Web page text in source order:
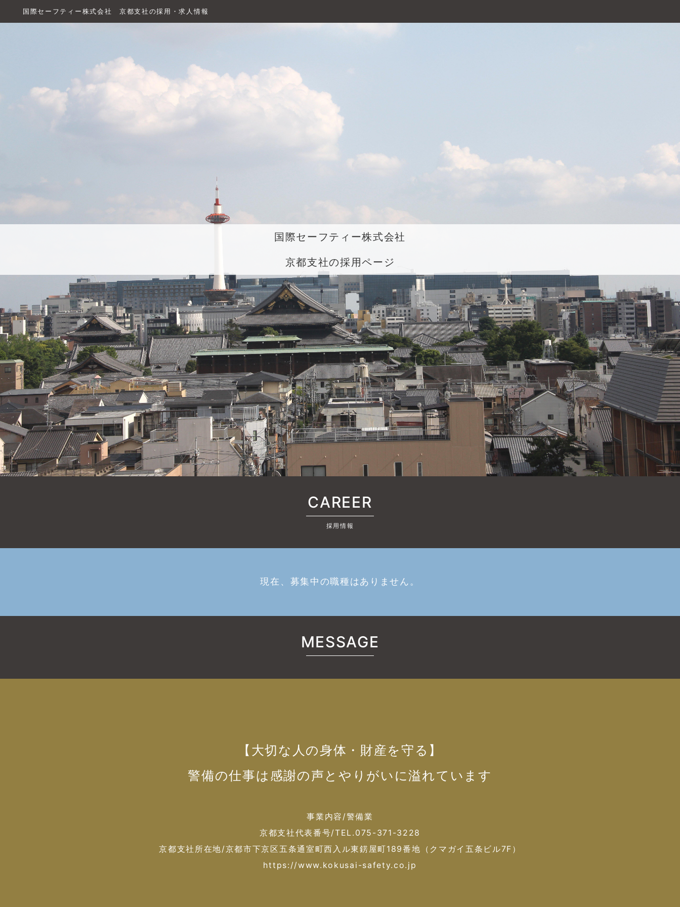
国際セーフティー株式会社 京都支社の採用・求人情報
国際セーフティー株式会社
京都支社の採用ページ
CAREER
採用情報
現在、募集中の職種はありません。
MESSAGE
【大切な人の身体・財産を守る】
警備の仕事は感謝の声とやりがいに溢れています
事業内容/警備業
京都支社代表番号/TEL.075-371-3228
京都支社所在地/京都市下京区五条通室町西入ル東錺屋町189番地（クマガイ五条ビル7F）
https://www.kokusai-safety.co.jp